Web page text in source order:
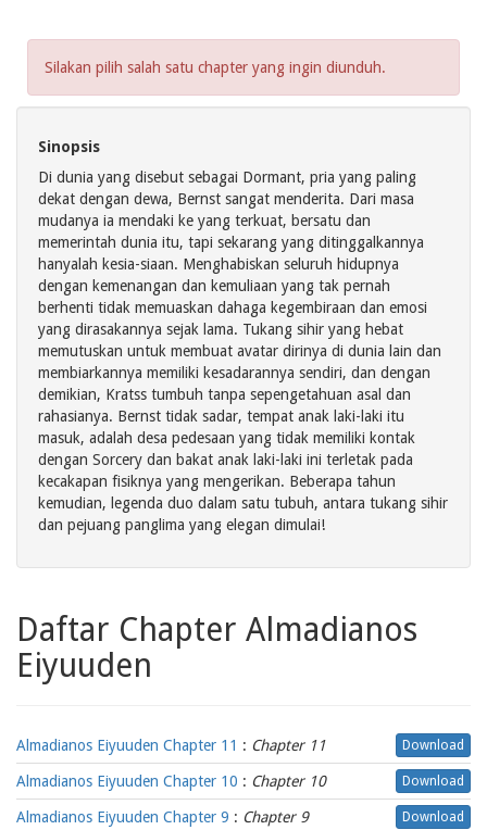
Silakan pilih salah satu chapter yang ingin diunduh.
Sinopsis
Di dunia yang disebut sebagai Dormant, pria yang paling
dekat dengan dewa, Bernst sangat menderita. Dari masa
mudanya ia mendaki ke yang terkuat, bersatu dan
memerintah dunia itu, tapi sekarang yang ditinggalkannya
hanyalah kesia-siaan. Menghabiskan seluruh hidupnya
dengan kemenangan dan kemuliaan yang tak pernah
berhenti tidak memuaskan dahaga kegembiraan dan emosi
yang dirasakannya sejak lama. Tukang sihir yang hebat
memutuskan untuk membuat avatar dirinya di dunia lain dan
membiarkannya memiliki kesadarannya sendiri, dan dengan
demikian, Kratss tumbuh tanpa sepengetahuan asal dan
rahasianya. Bernst tidak sadar, tempat anak laki-laki itu
masuk, adalah desa pedesaan yang tidak memiliki kontak
dengan Sorcery dan bakat anak laki-laki ini terletak pada
kecakapan fisiknya yang mengerikan. Beberapa tahun
kemudian, legenda duo dalam satu tubuh, antara tukang sihir
dan pejuang panglima yang elegan dimulai!
Daftar Chapter Almadianos
Eiyuuden
Almadianos Eiyuuden Chapter 11 : Chapter 11 Download
Almadianos Eiyuuden Chapter 10 : Chapter 10 Download
Almadianos Eiyuuden Chapter 9 : Chapter 9 Download